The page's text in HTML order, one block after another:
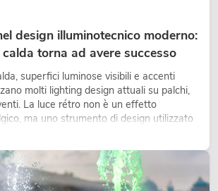
design illuminotecnico moderno:
torna ad avere successo
superfici luminose visibili e accenti
molti lighting design attuali su palchi,
La luce rétro non è un effetto
ma uno strumento di design utilizzato
crea atmosfera, dona carattere alle